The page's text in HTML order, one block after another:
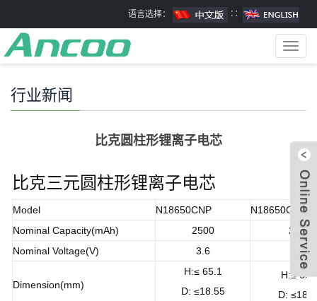
语言选择： ∷
行业新闻
比克圆柱形锂离子电芯
比克三元圆柱形锂离子电芯
Model N18650CNP
N18650CH
Nominal Capacity(mAh)
2500
2600
Nominal Voltage(V)
3.6 3.6
Dimension(mm)
H:≤ 65.1
D: ≤18.55
H:≤
D: